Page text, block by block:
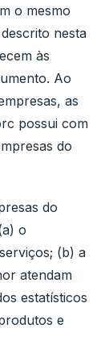
o mesmo
nesta
às
Ao
as
possui com
do
do
o
(b) a
atendam
estatísticos
e